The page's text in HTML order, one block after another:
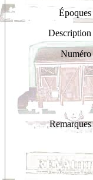
Époques
Description
Numéro
Remarques